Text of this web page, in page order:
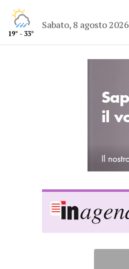
19° - 33°
Sabato, 8 agosto 2026